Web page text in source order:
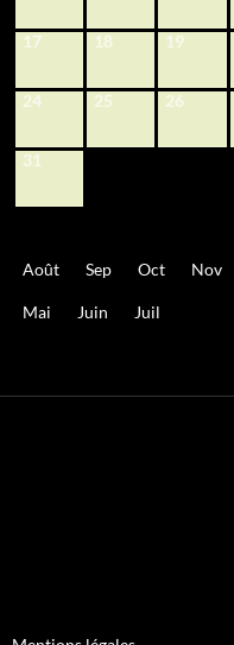
17 18 19
24 25 26
31
Août Sep Oct Nov
Mai Juin Juil